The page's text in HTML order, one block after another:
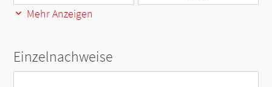
Mehr Anzeigen
Einzelnachweise